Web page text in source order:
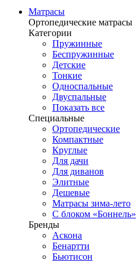
Матрасы
Ортопедические матрасы
Категории
Пружинные
Беспружинные
Детские
Тонкие
Односпальные
Двуспальные
Показать все
Специальные
Ортопедические
Компактные
Круглые
Для дачи
Для диванов
Элитные
Дешевые
Матрасы зима-лето
С блоком «Боннель»
Бренды
Аскона
Бенартти
Бьютисон